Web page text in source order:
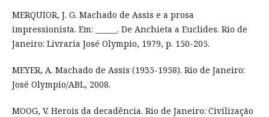
MERQUIOR, J. G. Machado de Assis e a prosa
impressionista. Em: ______. De Anchieta a Euclides. Rio de
Janeiro: Livraria José Olympio, 1979, p. 150-205.
MEYER, A. Machado de Assis (1935-1958). Rio de Janeiro:
José Olympio/ABL, 2008.
MOOG, V. Herois da decadência. Rio de Janeiro: Civilização